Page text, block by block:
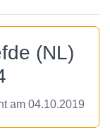
(NL)
am 04.10.2019